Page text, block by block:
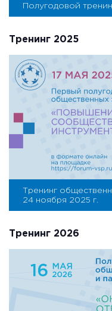
Полугодовой
Тренинг 2025
Тренинг
24 ноября 2025 г.
Тренинг 2026